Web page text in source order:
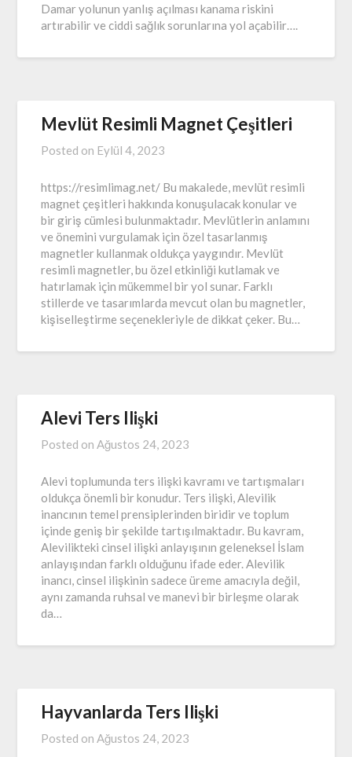
Damar yolunun yanlış açılması kanama riskini
artırabilir ve ciddi sağlık sorunlarına yol açabilir….
Mevlüt Resimli Magnet Çeşitleri
Posted on Eylül 4, 2023
https://resimlimag.net/ Bu makalede, mevlüt resimli
magnet çeşitleri hakkında konuşulacak konular ve
bir giriş cümlesi bulunmaktadır. Mevlütlerin anlamını
ve önemini vurgulamak için özel tasarlanmış
magnetler kullanmak oldukça yaygındır. Mevlüt
resimli magnetler, bu özel etkinliği kutlamak ve
hatırlamak için mükemmel bir yol sunar. Farklı
stillerde ve tasarımlarda mevcut olan bu magnetler,
kişiselleştirme seçenekleriyle de dikkat çeker. Bu…
Alevi Ters Ilişki
Posted onAğustos 24, 2023
Alevi toplumunda ters ilişki kavramı ve tartışmaları
oldukça önemli bir konudur. Ters ilişki, Alevilik
inancının temel prensiplerinden biridir ve toplum
içinde geniş bir şekilde tartışılmaktadır. Bu kavram,
Alevilikteki cinsel ilişki anlayışının geleneksel İslam
anlayışından farklı olduğunu ifade eder. Alevilik
inancı, cinsel ilişkinin sadece üreme amacıyla değil,
aynı zamanda ruhsal ve manevi bir birleşme olarak
da…
Hayvanlarda Ters Ilişki
Posted onAğustos 24, 2023